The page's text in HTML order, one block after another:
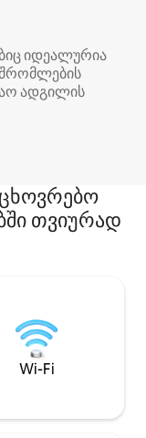
იდეალურია
ადგილის
თვიურად
Wi-Fi